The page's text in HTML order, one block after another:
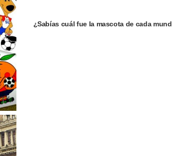
¿Sabías cuál fue la mascota de cada